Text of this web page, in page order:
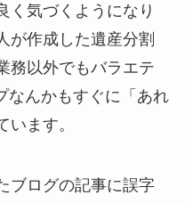
く気づくようになり
が作成した遺産分割
務以外でもバラエテ
なんかもすぐに「あれ
います。
ブログの記事に誤字